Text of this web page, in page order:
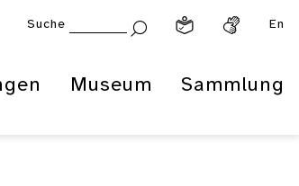
Suche En
Museum Sammlung